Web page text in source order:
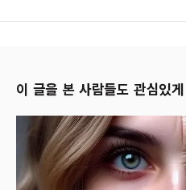
이 글을 본 사람들도 관심있